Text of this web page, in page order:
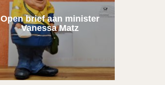
Open brief aan minister
Vanessa Matz